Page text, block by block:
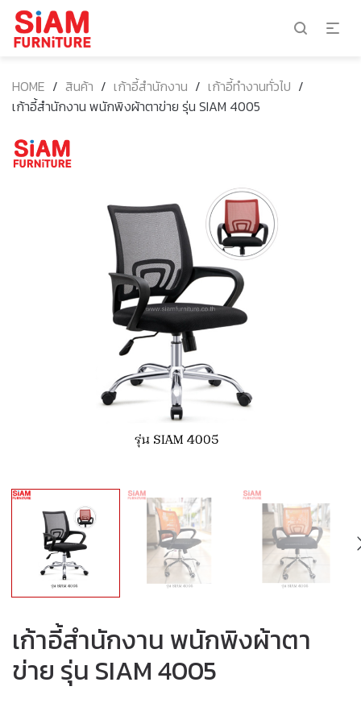
HOME / สินค้า / เก้าอี้สำนักงาน / เก้าอี้ทำงานทั่วไป /
เก้าอี้สำนักงาน พนักพิงผ้าตาข่าย รุ่น SIAM 4005
เก้าอี้สำนักงาน พนักพิงผ้าตา
ข่าย รุ่น SIAM 4005